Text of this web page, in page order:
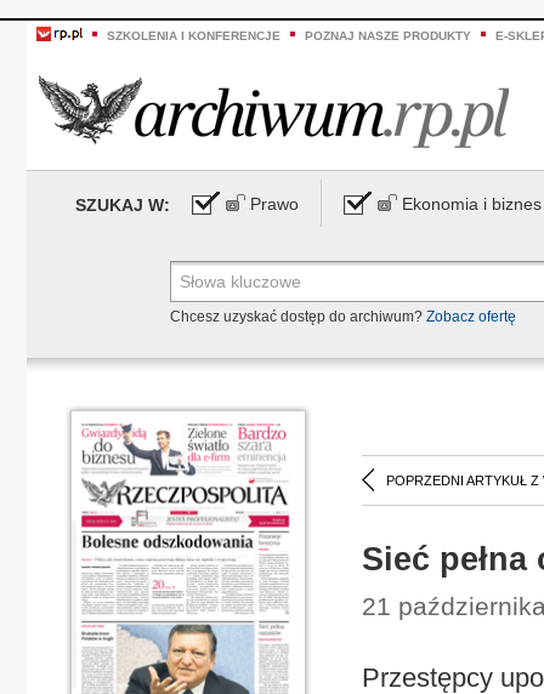
SZKOLENIA I KONFERENCJE POZNAJ NASZE PRODUKTY E-
SZUKAJ W: Prawo Ekonomia i biznes
Chcesz uzyskać dostęp do archiwum? Zobacz ofertę
POPRZEDNI ARTYKUŁ Z
Sieć
21
Przestępcy